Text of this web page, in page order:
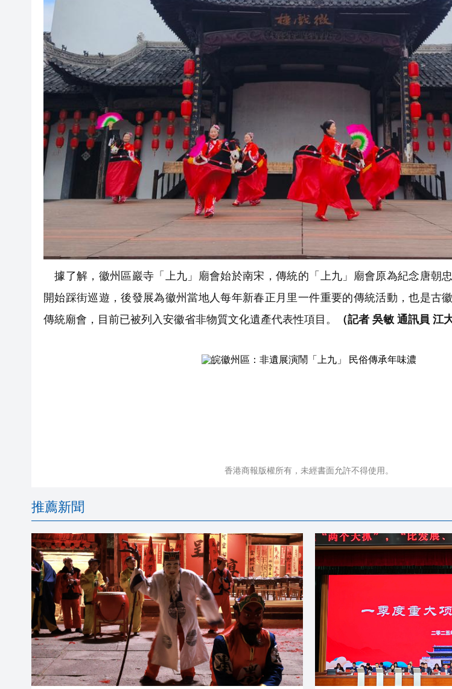
據了解，徽州區巖寺「上九」廟會始於南宋，傳統的「上九」廟會原為紀念唐朝
開始踩街巡遊，後發展為徽州當地人每年新春正月里一件重要的傳統活動，也是古
傳統廟會，目前已被列入安徽省非物質文化遺產代表性項目。
（記者 吳敏 通訊員 江
香港商報版權所有，未經書面允許不得使用。
推薦新聞